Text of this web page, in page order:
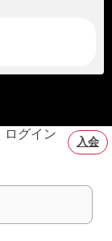
ログイン
入会